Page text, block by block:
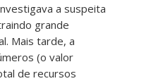
a suspeita
grande
Mais tarde, a
(o valor
de recursos